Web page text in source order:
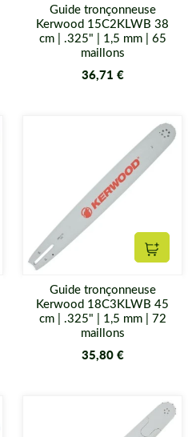
Guide tronçonneuse
Kerwood 15C2KLWB 38
cm | .325" | 1,5 mm | 65
maillons
36,71 €
au panier
Guide tronçonneuse
Kerwood 18C3KLWB 45
cm | .325" | 1,5 mm | 72
maillons
35,80 €